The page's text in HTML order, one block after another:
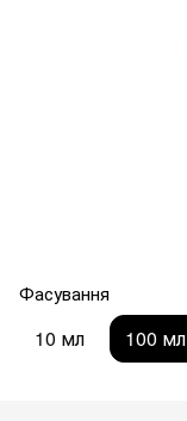
Фасування
10 мл 100 мл